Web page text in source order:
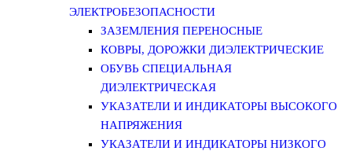
ЭЛЕКТРОБЕЗОПАСНОСТИ
ЗАЗЕМЛЕНИЯ ПЕРЕНОСНЫЕ
КОВРЫ, ДОРОЖКИ ДИЭЛЕКТРИЧЕСКИЕ
ОБУВЬ СПЕЦИАЛЬНАЯ
ДИЭЛЕКТРИЧЕСКАЯ
УКАЗАТЕЛИ И ИНДИКАТОРЫ ВЫСОКОГО
НАПРЯЖЕНИЯ
УКАЗАТЕЛИ И ИНДИКАТОРЫ НИЗКОГО